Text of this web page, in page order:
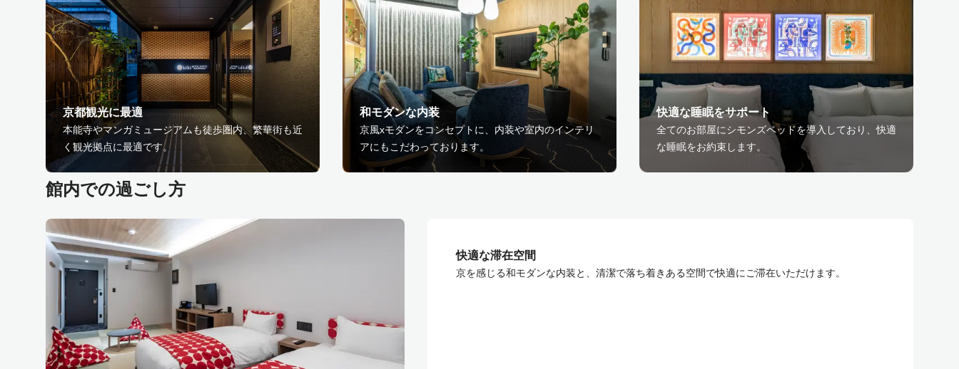
京都観光に最適
本能寺やマンガミュージアムも徒歩圏内、繁華街も近
く観光拠点に最適です。
和モダンな内装
京風xモダンをコンセプトに、内装や室内のインテリ
アにもこだわっております。
快適な睡眠をサポート
全てのお部屋にシモンズベッドを導入しており、快適
な睡眠をお約束します。
館内での過ごし方
快適な滞在空間
京を感じる和モダンな内装と、清潔で落ち着きある空間で快適にご滞在いただけます。